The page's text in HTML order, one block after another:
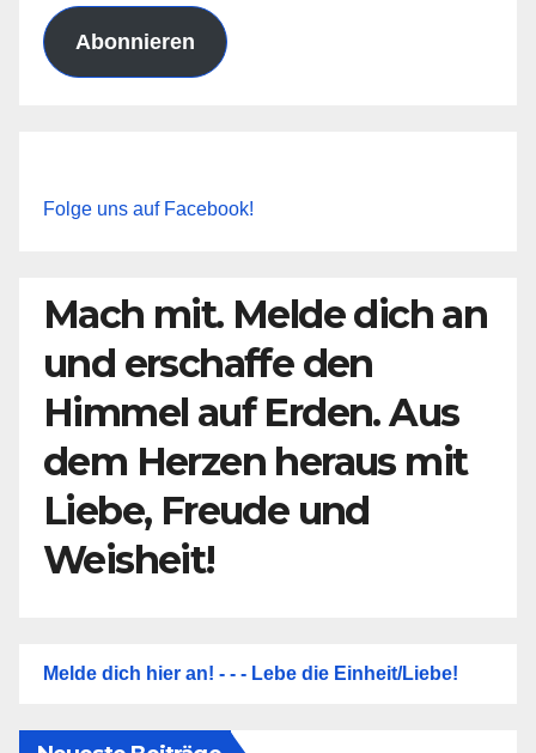
Abonnieren
Folge uns auf Facebook!
Mach mit. Melde dich an
und erschaffe den
Himmel auf Erden. Aus
dem Herzen heraus mit
Liebe, Freude und
Weisheit!
Melde dich hier an! - - - Lebe die Einheit/Liebe!